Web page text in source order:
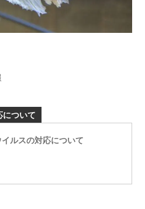
について
ルスの対応について